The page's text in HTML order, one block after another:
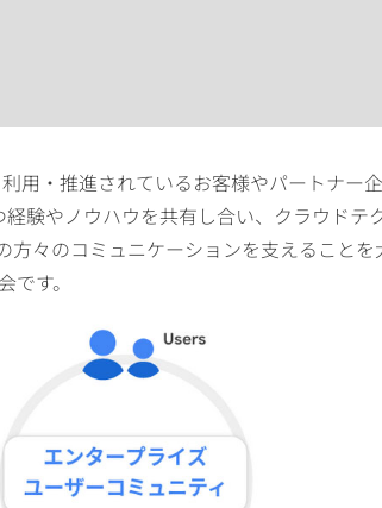
用・推進されているお客様やパートナー
験やノウハウを共有し合い、クラウドテ
方々のコミュニケーションを支えることを
す。